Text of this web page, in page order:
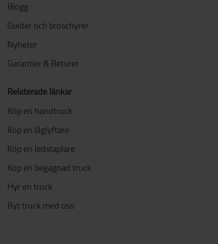
Blogg
Guider och broschyrer
Nyheter
Garantier & Returer
Relaterade länkar
Köp en handtruck
Köp en låglyftare
Köp en ledstaplare
Köp en begagnad truck
Hyr en truck
Byt truck med oss